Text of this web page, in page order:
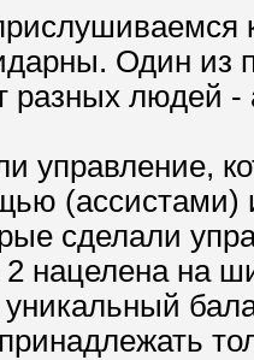
Один из
людей -
управление,
(ассистами)
сделали
нацелена на
уникальный